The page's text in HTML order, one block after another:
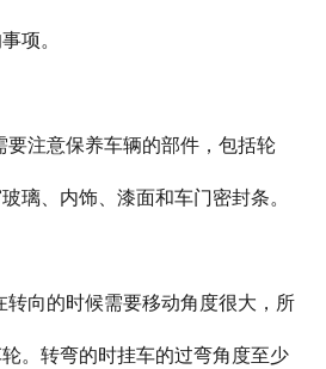
项。
要注意保养车辆的部件，包括轮
璃、内饰、漆面和车门密封条。
转向的时候需要移动角度很大，所
。转弯的时挂车的过弯角度至少